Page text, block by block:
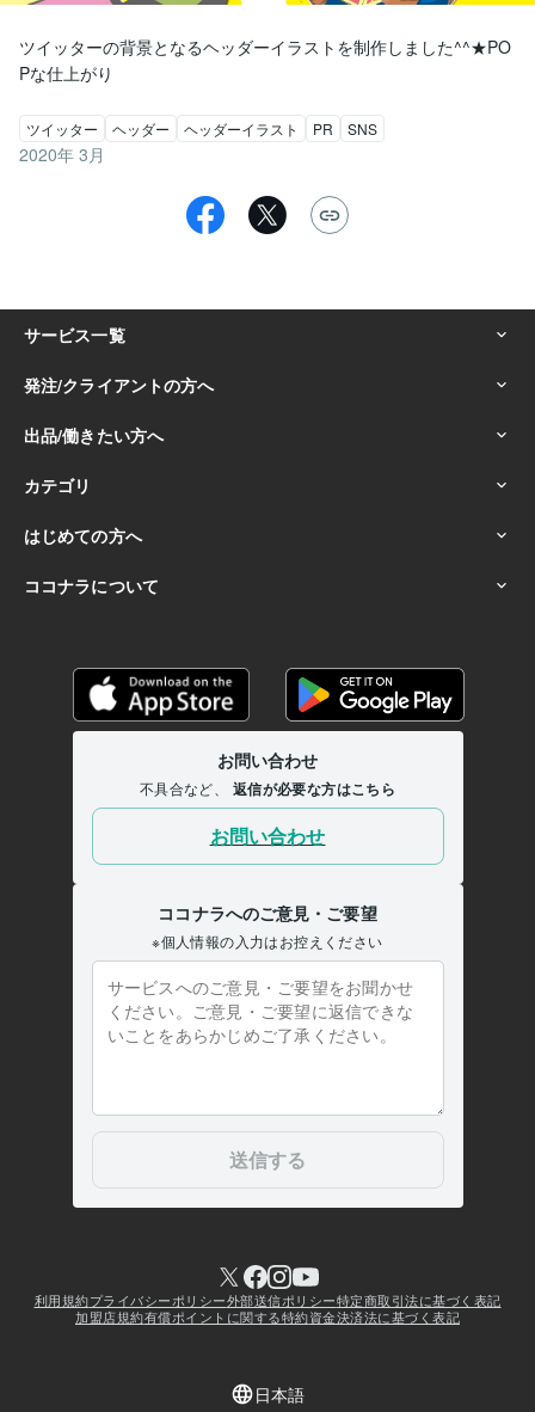
ツイッターの背景となるヘッダーイラストを制作しました^^★PO
Pな仕上がり
ツイッター ヘッダー ヘッダーイラスト PR SNS
2020年 3月